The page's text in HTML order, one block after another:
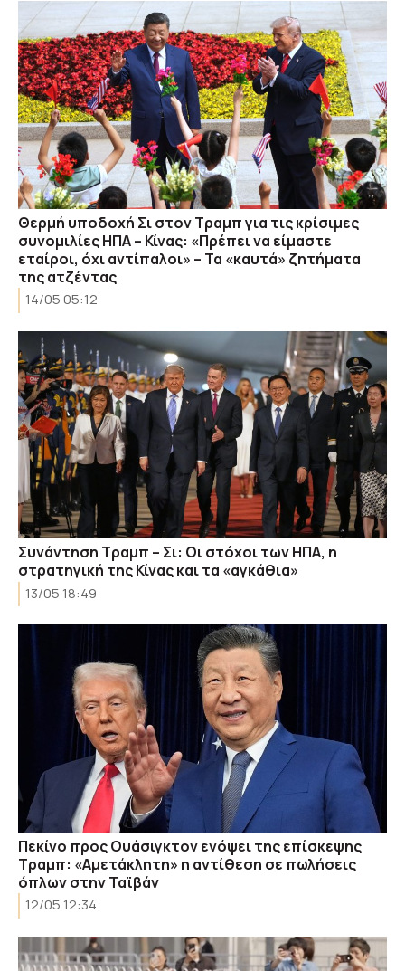
Θερμή υποδοχή Σι στον Τραμπ για τις κρίσιμες
συνομιλίες ΗΠΑ – Κίνας: «Πρέπει να είμαστε
εταίροι, όχι αντίπαλοι» – Τα «καυτά» ζητήματα
της ατζέντας
14/05 05:12
Συνάντηση Τραμπ – Σι: Οι στόχοι των ΗΠΑ, η
στρατηγική της Κίνας και τα «αγκάθια»
13/05 18:49
Πεκίνο προς Ουάσιγκτον ενόψει της επίσκεψης
Τραμπ: «Αμετάκλητη» η αντίθεση σε πωλήσεις
όπλων στην Ταϊβάν
12/05 12:34